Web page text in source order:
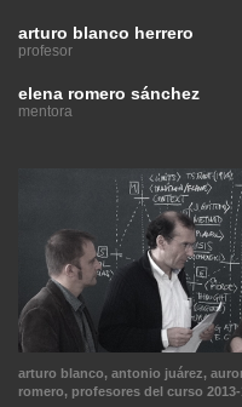
arturo blanco herrero
profesor
elena romero sánchez
mentora
arturo blanco, antonio juárez,
romero, profesores del curso 2013-